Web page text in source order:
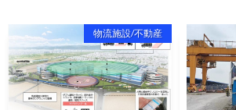
物流施設/不動産